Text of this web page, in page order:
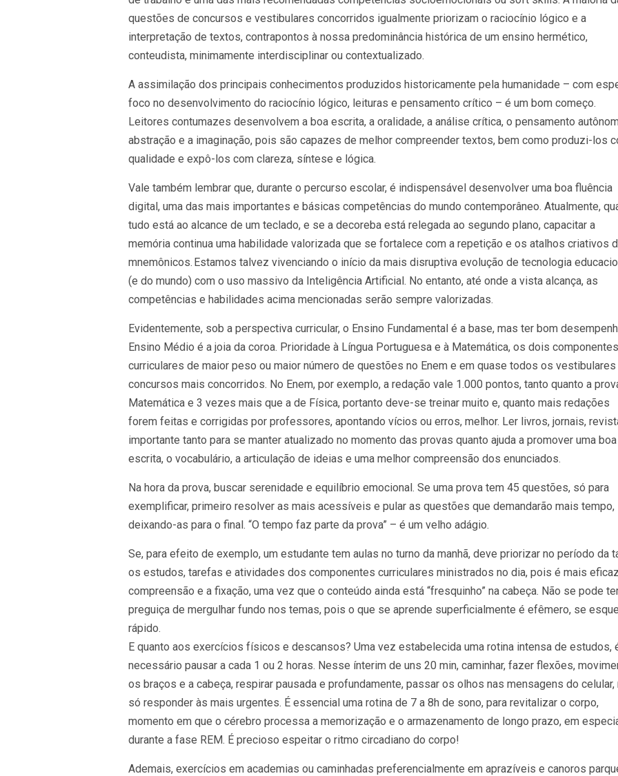
questões de concursos e vestibulares concorridos igualmente priorizam o raciocínio lógico e a
interpretação de textos, contrapontos à nossa predominância histórica de um ensino hermético,
conteudista, minimamente interdisciplinar ou contextualizado.
A assimilação dos principais conhecimentos produzidos historicamente pela humanidade – com
foco no desenvolvimento do raciocínio lógico, leituras e pensamento crítico – é um bom começo.
Leitores contumazes desenvolvem a boa escrita, a oralidade, a análise crítica, o pensamento
abstração e a imaginação, pois são capazes de melhor compreender textos, bem como produzi-los
qualidade e expô-los com clareza, síntese e lógica.
Vale também lembrar que, durante o percurso escolar, é indispensável desenvolver uma boa fluência
digital, uma das mais importantes e básicas competências do mundo contemporâneo. Atualmente,
tudo está ao alcance de um teclado, e se a decoreba está relegada ao segundo plano, capacitar a
memória continua uma habilidade valorizada que se fortalece com a repetição e os atalhos criativos
mnemônicos. Estamos talvez vivenciando o início da mais disruptiva evolução de tecnologia
(e do mundo) com o uso massivo da Inteligência Artificial. No entanto, até onde a vista alcança, as
competências e habilidades acima mencionadas serão sempre valorizadas.
Evidentemente, sob a perspectiva curricular, o Ensino Fundamental é a base, mas ter bom
Ensino Médio é a joia da coroa. Prioridade à Língua Portuguesa e à Matemática, os dois componentes
curriculares de maior peso ou maior número de questões no Enem e em quase todos os vestibulares
concursos mais concorridos. No Enem, por exemplo, a redação vale 1.000 pontos, tanto quanto a
Matemática e 3 vezes mais que a de Física, portanto deve-se treinar muito e, quanto mais redações
forem feitas e corrigidas por professores, apontando vícios ou erros, melhor. Ler livros, jornais,
importante tanto para se manter atualizado no momento das provas quanto ajuda a promover uma boa
escrita, o vocabulário, a articulação de ideias e uma melhor compreensão dos enunciados.
Na hora da prova, buscar serenidade e equilíbrio emocional. Se uma prova tem 45 questões, só para
exemplificar, primeiro resolver as mais acessíveis e pular as questões que demandarão mais tempo,
deixando-as para o final. “O tempo faz parte da prova” – é um velho adágio.
Se, para efeito de exemplo, um estudante tem aulas no turno da manhã, deve priorizar no período da
os estudos, tarefas e atividades dos componentes curriculares ministrados no dia, pois é mais
compreensão e a fixação, uma vez que o conteúdo ainda está “fresquinho” na cabeça. Não se pode
preguiça de mergulhar fundo nos temas, pois o que se aprende superficialmente é efêmero, se
rápido.
E quanto aos exercícios físicos e descansos? Uma vez estabelecida uma rotina intensa de estudos,
necessário pausar a cada 1 ou 2 horas. Nesse ínterim de uns 20 min, caminhar, fazer flexões,
os braços e a cabeça, respirar pausada e profundamente, passar os olhos nas mensagens do celular,
só responder às mais urgentes. É essencial uma rotina de 7 a 8h de sono, para revitalizar o corpo,
momento em que o cérebro processa a memorização e o armazenamento de longo prazo, em
durante a fase REM. É precioso espeitar o ritmo circadiano do corpo!
Ademais, exercícios em academias ou caminhadas preferencialmente em aprazíveis e canoros